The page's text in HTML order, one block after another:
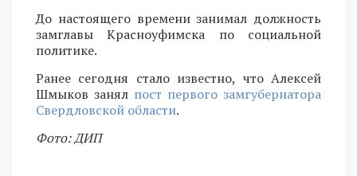
До настоящего времени занимал должность
замглавы Красноуфимска по социальной
политике.
Ранее сегодня стало известно, что Алексей
Шмыков занял пост первого замгубернатора
Свердловской области.
Фото: ДИП